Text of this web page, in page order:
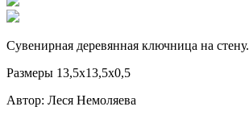
Сувенирная деревянная ключница на стену.
Размеры 13,5х13,5х0,5
Автор: Леся Немоляева